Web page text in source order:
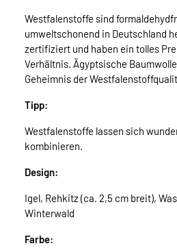
Westfalenstoffe sind
umweltschonend in Deutschland
zertifiziert und haben ein tolles
Verhältnis. Ägyptsische
Geheimnis der
Tipp:
Westfalenstoffe lassen sich
kombinieren.
Design:
Igel, Rehkitz (ca. 2,5 cm breit),
Winterwald
Farbe: